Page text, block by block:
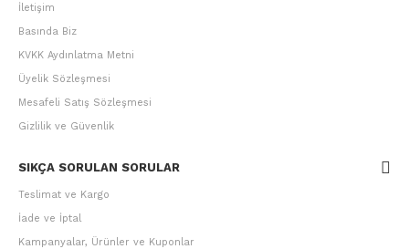
İletişim
Basında Biz
KVKK Aydınlatma Metni
Üyelik Sözleşmesi
Mesafeli Satış Sözleşmesi
Gizlilik ve Güvenlik
SIKÇA SORULAN SORULAR
Teslimat ve Kargo
İade ve İptal
Kampanyalar, Ürünler ve Kuponlar